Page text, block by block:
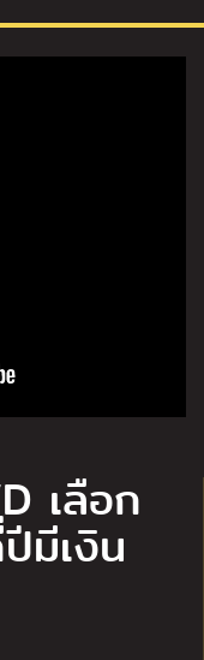
เลือก
มีเงิน